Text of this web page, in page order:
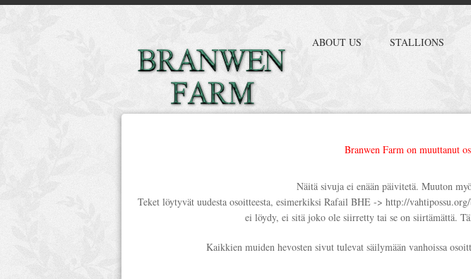
ABOUT US STALLIONS
Branwen Farm on muuttanut
Näitä sivuja ei enään päivitetä. Muuton
Teket löytyvät uudesta osoitteesta, esimerkiksi Rafail BHE -> http://
ei löydy, ei sitä joko ole siirretty tai se on siirtämättä.
Kaikkien muiden hevosten sivut tulevat säilymään vanhoissa